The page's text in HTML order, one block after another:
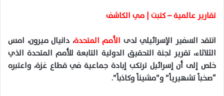
ن
ا
تقارير عالمية – كتبت | مي الكاشف
انتقد السفير الإسرائيلي لدى الأمم المتحدة، دانيال ميرون، امس
الثلاثاء، تقرير لجنة التحقيق الدولية التابعة للأمم المتحدة الذي
خلص إلى أن إسرائيل ترتكب إبادة جماعية في قطاع غزة، واعتبره
“صخباً تشهيرياً” و”مشيناً وكاذباً”.